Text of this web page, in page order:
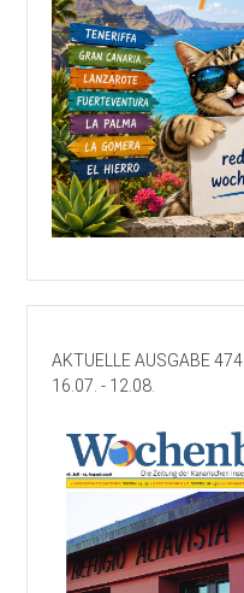
AKTUELLE AUSGABE 474
16.07. - 12.08.